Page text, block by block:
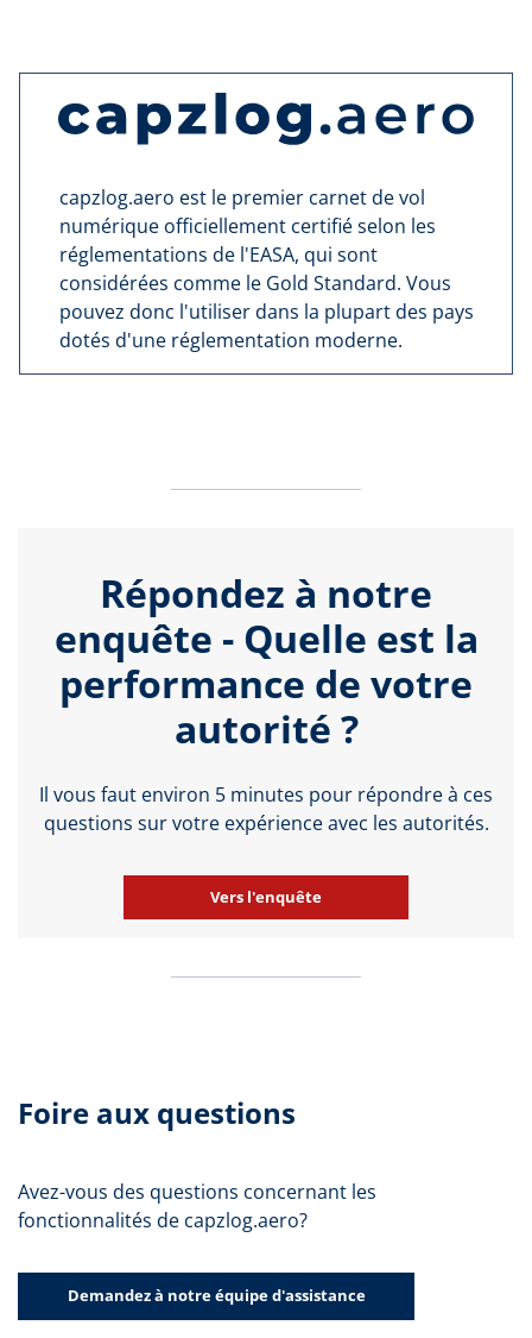
capzlog.aero est le premier carnet de vol
numérique officiellement certifié selon les
réglementations de l'EASA, qui sont
considérées comme le Gold Standard. Vous
pouvez donc l'utiliser dans la plupart des pays
dotés d'une réglementation moderne.
Répondez à notre
enquête - Quelle est la
performance de votre
autorité ?
Il vous faut environ 5 minutes pour répondre à ces
questions sur votre expérience avec les autorités.
Vers l'enquête
Foire aux questions
Avez-vous des questions concernant les
fonctionnalités de capzlog.aero?
Demandez à notre équipe d'assistance